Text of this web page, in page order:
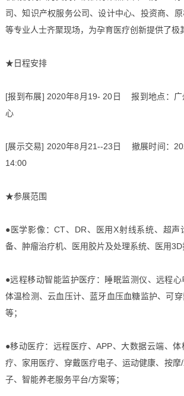
司、知识产权服务公司、设计中心、投资商、
等专业人士齐聚现场，为孕育医疗创新提供了极
★日程安排
[报到布展] 2020年8月19- 20日 报到地点：广
心
[展示交易] 2020年8月21--23日 撤展时间：
14:00
★参展范围
●医学影像：CT、DR、医用X射线系统、超声
备、肿瘤治疗机、医用胶片及处理系统、医用3D
●远程移动智能监护医疗：睡眠监测仪、远程心
体温检测、云血压计、蓝牙血压血糖监护、可
等；
●移动医疗：远程医疗、APP、大数据云端、
疗、家用医疗、穿戴医疗电子、运动健康、按摩
子、智能养老服务平台/方案等；